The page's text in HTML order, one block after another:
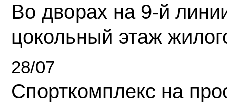
Во дворах на 9-й
цокольный этаж
28/07
Спорткомплекс на